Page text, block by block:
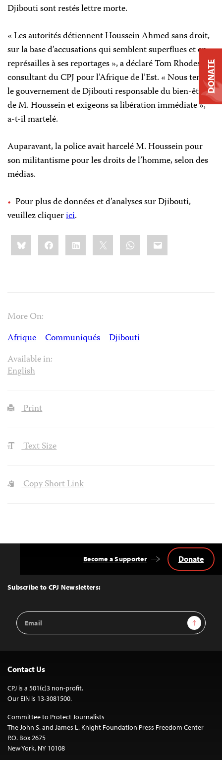
Djibouti sont restés lettre morte.
« Les autorités détiennent Houssein Ahmed sans droit,
sur la base d’accusations qui semblent superflues et en
représailles à ses reportages », a déclaré Tom Rhodes,
consultant du CPJ pour l’Afrique de l’Est. « Nous tenons
le gouvernement de Djibouti responsable du bien-être
de M. Houssein et exigeons sa libération immédiate »,
a-t-il martelé.
Auparavant, la police avait harcelé M. Houssein pour
son militantisme pour les droits de l’homme, selon des
médias.
Pour plus de données et d’analyses sur Djibouti,
veuillez cliquerici.
Share
this:BlueskyFacebookLinkedIn WhatsApp
Email
More On:
Afrique
Communiqués
Djibouti
Available in:
English
Print
Text Size
Copy Short Link
Top
Subscribe to CPJ Newsletters:
Email
Address
Sign Up
Become a Supporter Donate
Contact Us
CPJ is a 501(c)3 non-profit.
Our EIN is 13-3081500.
Committee to Protect Journalists
The John S. and James L. Knight Foundation Press Freedom Center
P.O. Box 2675
New York, NY 10108
DONATE